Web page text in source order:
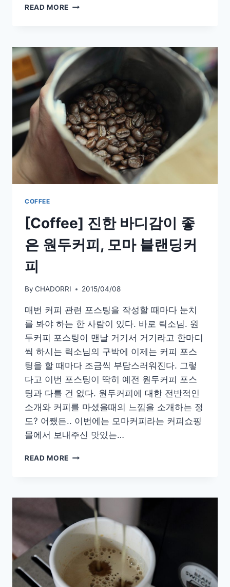
READ MORE [COFFEE]
고
맛
있
는
선
용
더
치
커
피,
로
기
더
치
COFFEE
[Coffee] 진한 바디감이 좋
은 원두커피, 모마 블랜딩커
피
By CHADORRI 2015/04/08
매번 커피 관련 포스팅을 작성할 때마다 눈치
를 봐야 하는 한 사람이 있다. 바로 릭소님. 원
두커피 포스팅이 맨날 거기서 거기라고 한마디
씩 하시는 릭소님의 구박에 이제는 커피 포스
팅을 할 때마다 조금씩 부담스러워진다. 그렇
다고 이번 포스팅이 딱히 예전 원두커피 포스
팅과 다를 건 없다. 원두커피에 대한 전반적인
소개와 커피를 마셨을때의 느낌을 소개하는 정
도? 어쨌든.. 이번에는 모마커피라는 커피쇼핑
몰에서 보내주신 맛있는…
READ MORE [COFFEE]
디
좋
원
피,